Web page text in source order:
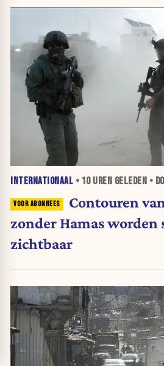
INTERNATIONAAL • 10 UREN GELEDEN •
Contouren
zonder Hamas worden
zichtbaar